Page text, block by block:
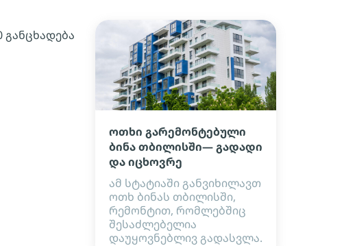
განცხადება
ოთხი გარემონტებული
ბინა თბილისში— გადადი
და იცხოვრე
ამ სტატიაში განვიხილავთ
ოთხ ბინას თბილისში,
რემონტით, რომლებშიც
შესაძლებელია
დაუყოვნებლივ გადასვლა.